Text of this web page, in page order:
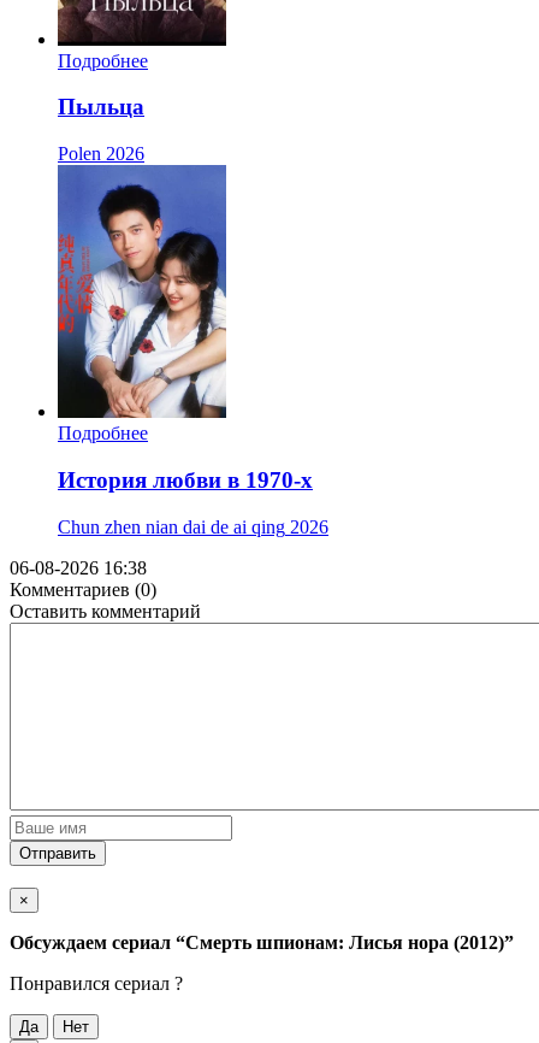
Подробнее
Пыльца
Polen 2026
Подробнее
История любви в 1970-х
Chun zhen nian dai de ai qing 2026
06-08-2026 16:38
Комментариев (0)
Оставить комментарий
Отправить
×
Обсуждаем cериал “Смерть шпионам: Лисья нора (2012)”
Понравился cериал ?
Да
Нет